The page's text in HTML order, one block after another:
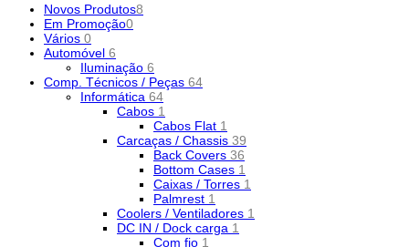
Novos Produtos8
Em Promoção0
Vários 0
Automóvel 6
Iluminação 6
Comp. Técnicos / Peças 64
Informática 64
Cabos 1
Cabos Flat 1
Carcaças / Chassis 39
Back Covers 36
Bottom Cases 1
Caixas / Torres 1
Palmrest 1
Coolers / Ventiladores 1
DC IN / Dock carga 1
Com fio 1